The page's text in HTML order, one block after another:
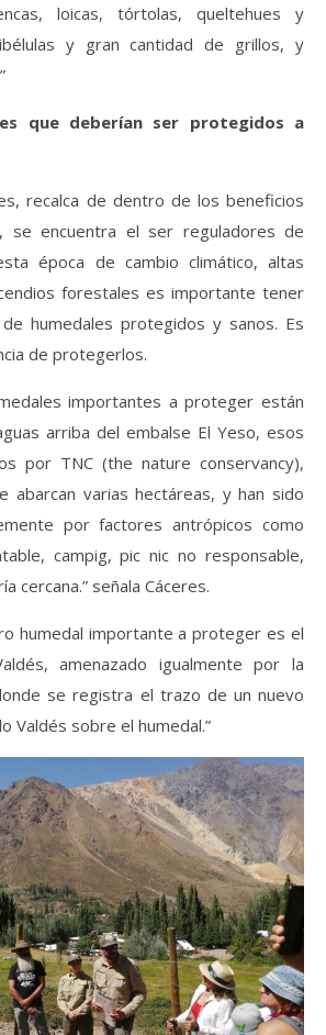
loicas, tórtolas, queltehues y
y gran cantidad de grillos, y
que deberían ser protegidos a
recalca de dentro de los beneficios
se encuentra el ser reguladores de
época de cambio climático, altas
forestales es importante tener
humedales protegidos y sanos. Es
de protegerlos.
importantes a proteger están
arriba del embalse El Yeso, esos
por TNC (the nature conservancy),
abarcan varias hectáreas, y han sido
por factores antrópicos como
campig, pic nic no responsable,
cercana.” señala Cáceres.
humedal importante a proteger es el
amenazado igualmente por la
se registra el trazo de un nuevo
Valdés sobre el humedal.”